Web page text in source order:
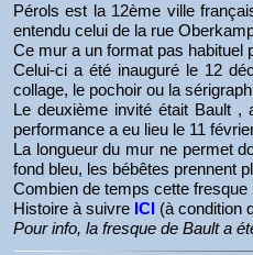
Pérols est la 12ème ville
entendu celui de la rue
Ce mur a un format pas habituel
Celui-ci a été inauguré le 12
collage, le pochoir ou la
Le deuxième invité était Bault ,
performance a eu lieu le 11
La longueur du mur ne permet
fond bleu, les bébêtes prennent
Combien de temps cette
Histoire à suivre ICI (à condition
Pour info, la fresque de Bault a